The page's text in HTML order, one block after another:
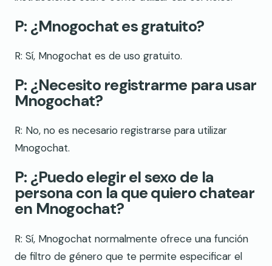
P: ¿Mnogochat es gratuito?
R: Sí, Mnogochat es de uso gratuito.
P: ¿Necesito registrarme para usar
Mnogochat?
R: No, no es necesario registrarse para utilizar
Mnogochat.
P: ¿Puedo elegir el sexo de la
persona con la que quiero chatear
en Mnogochat?
R: Sí, Mnogochat normalmente ofrece una función
de filtro de género que te permite especificar el